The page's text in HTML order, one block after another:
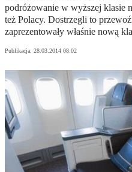
podróżowanie w wyższej klasie
też Polacy. Dostrzegli to
zaprezentowały właśnie nową
Publikacja: 28.03.2014 08:02